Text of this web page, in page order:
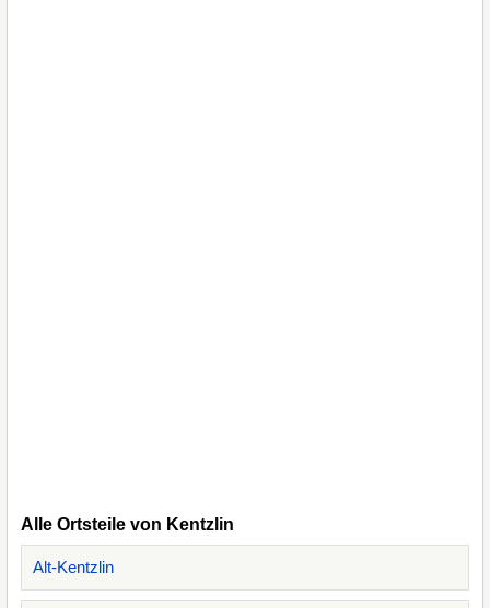
Alle Ortsteile von Kentzlin
Alt-Kentzlin